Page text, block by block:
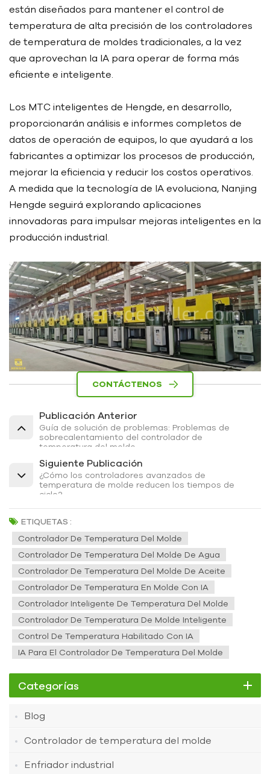
están diseñados para mantener el control de
temperatura de alta precisión de los controladores
de temperatura de moldes tradicionales, a la vez
que aprovechan la IA para operar de forma más
eficiente e inteligente.
Los MTC inteligentes de Hengde, en desarrollo,
proporcionarán análisis e informes completos de
datos de operación de equipos, lo que ayudará a los
fabricantes a optimizar los procesos de producción,
mejorar la eficiencia y reducir los costos operativos.
A medida que la tecnología de IA evoluciona, Nanjing
Hengde seguirá explorando aplicaciones
innovadoras para impulsar mejoras inteligentes en la
producción industrial.
CONTÁCTENOS
Publicación Anterior
Guía de solución de problemas: Problemas de
sobrecalentamiento del controlador de
temperatura del molde
Siguiente Publicación
¿Cómo los controladores avanzados de
temperatura de molde reducen los tiempos de
ciclo?
ETIQUETAS :
Controlador De Temperatura Del Molde
Controlador De Temperatura Del Molde De Agua
Controlador De Temperatura Del Molde De Aceite
Controlador De Temperatura En Molde Con IA
Controlador Inteligente De Temperatura Del Molde
Controlador De Temperatura De Molde Inteligente
Control De Temperatura Habilitado Con IA
IA Para El Controlador De Temperatura Del Molde
Categorías
Blog
Controlador de temperatura del molde
Enfriador industrial